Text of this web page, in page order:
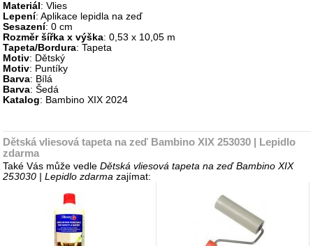
Materiál : Vlies
Lepení: Aplikace lepidla na zeď
Sesazení: 0 cm
Rozměr šířka x výška: 0,53 x 10,05 m
Tapeta/Bordura: Tapeta
Motiv: Dětský
Motiv: Puntíky
Barva: Bílá
Barva: Šedá
Katalog: Bambino XIX 2024
Dětská vliesová tapeta na zeď Bambino XIX 253030 | Lepidlo
zdarma
Také Vás může vedleDětská vliesová tapeta na zeď Bambino XIX
253030 | Lepidlo zdarma zajímat: